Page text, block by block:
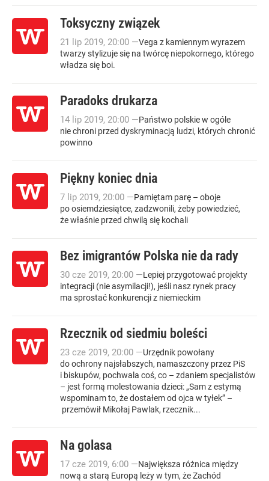
Toksyczny związek
21 lip 2019, 20:00 —Vega z kamiennym wyrazem
twarzy stylizuje się na twórcę niepokornego, którego
władza się boi.
Paradoks drukarza
14 lip 2019, 20:00 —Państwo polskie w ogóle
nie chroni przed dyskryminacją ludzi, których chronić
powinno
Piękny koniec dnia
7 lip 2019, 20:00 —Pamiętam parę – oboje
po osiemdziesiątce, zadzwonili, żeby powiedzieć,
że właśnie przed chwilą się kochali
Bez imigrantów Polska nie da rady
30 cze 2019, 20:00 —Lepiej przygotować projekty
integracji (nie asymilacji!), jeśli nasz rynek pracy
ma sprostać konkurencji z niemieckim
Rzecznik od siedmiu boleści
23 cze 2019, 20:00 —Urzędnik powołany
do ochrony najsłabszych, namaszczony przez PiS
i biskupów, pochwala coś, co – zdaniem specjalistów
– jest formą molestowania dzieci: „Sam z estymą
wspominam to, że dostałem od ojca w tyłek” –
przemówił Mikołaj Pawlak, rzecznik...
Na golasa
17 cze 2019, 6:00 —Największa różnica między
nową a starą Europą leży w tym, że Zachód